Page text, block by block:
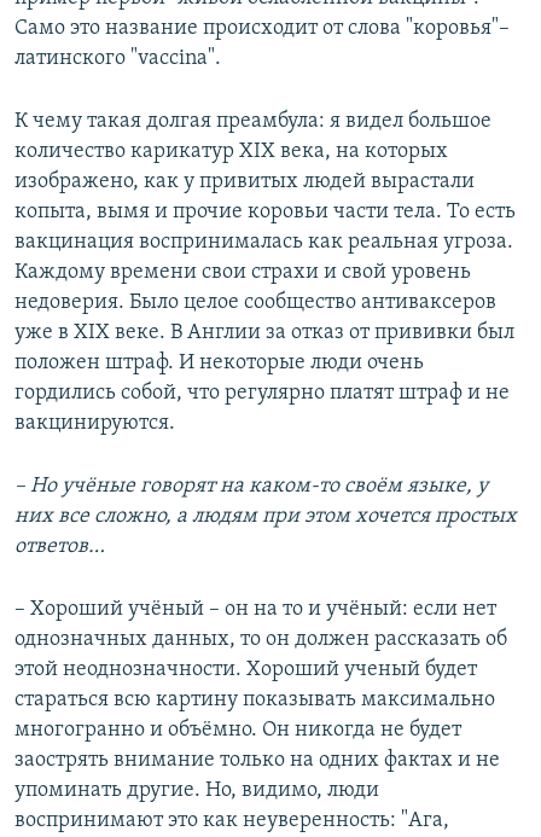
Само это название происходит от слова "коровья"–
латинского "vaccina".
К чему такая долгая преамбула: я видел большое
количество карикатур XIX века, на которых
изображено, как у привитых людей вырастали
копыта, вымя и прочие коровьи части тела. То есть
вакцинация воспринималась как реальная угроза.
Каждому времени свои страхи и свой уровень
недоверия. Было целое сообщество антиваксеров
уже в XIX веке. В Англии за отказ от прививки был
положен штраф. И некоторые люди очень
гордились собой, что регулярно платят штраф и не
вакцинируются.
– Ноучёные говорят на каком-то своём языке, у
них все сложно, а людям при этом хочется простых
ответов…
– Хороший учёный – он на то и учёный: если нет
однозначных данных, то он должен рассказать об
этой неоднозначности. Хороший ученый будет
стараться всю картину показывать максимально
многогранно и объёмно. Он никогда не будет
заострять внимание только на одних фактах и не
упоминать другие. Но, видимо, люди
воспринимают это как неуверенность: "Ага,